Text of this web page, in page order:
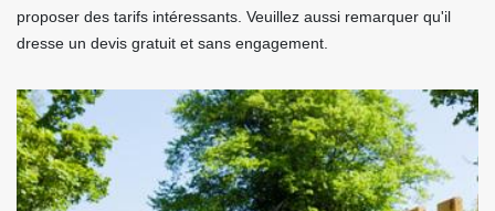
proposer des tarifs intéressants. Veuillez aussi remarquer qu'il
dresse un devis gratuit et sans engagement.